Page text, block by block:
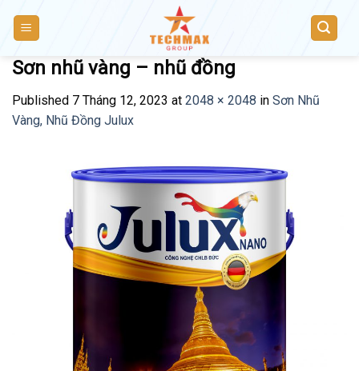
Sơn nhũ vàng – nhũ đồng
Published 7 Tháng 12, 2023 at 2048 × 2048 in Sơn Nhũ
Vàng, Nhũ Đồng Julux